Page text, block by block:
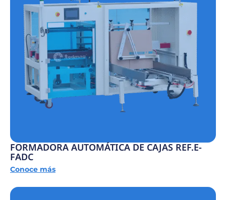
FORMADORA AUTOMÁTICA DE CAJAS REF.E-
FADC
Conoce más